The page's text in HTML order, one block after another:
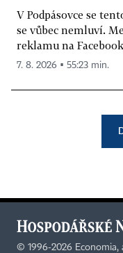
V Podpásovce se
se vůbec nemluví.
reklamu na
7. 8. 2026 ▪ 55:23 min.
© 1996-2026 Economia,